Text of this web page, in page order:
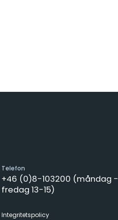
Telefon
+46 (0)8-103200 (måndag -
fredag 13-15)
Integritetspolicy